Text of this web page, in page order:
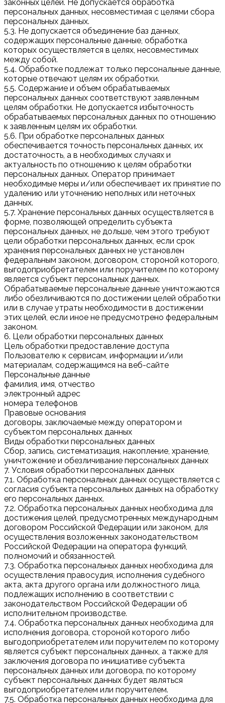
законных целей. Не допускается обработка
персональных данных, несовместимая с целями сбора
персональных данных.
5.3. Не допускается объединение баз данных,
содержащих персональные данные, обработка
которых осуществляется в целях, несовместимых
между собой.
5.4. Обработке подлежат только персональные данные,
которые отвечают целям их обработки.
5.5. Содержание и объем обрабатываемых
персональных данных соответствуют заявленным
целям обработки. Не допускается избыточность
обрабатываемых персональных данных по отношению
к заявленным целям их обработки.
5.6. При обработке персональных данных
обеспечивается точность персональных данных, их
достаточность, а в необходимых случаях и
актуальность по отношению к целям обработки
персональных данных. Оператор принимает
необходимые меры и/или обеспечивает их принятие по
удалению или уточнению неполных или неточных
данных.
5.7. Хранение персональных данных осуществляется в
форме, позволяющей определить субъекта
персональных данных, не дольше, чем этого требуют
цели обработки персональных данных, если срок
хранения персональных данных не установлен
федеральным законом, договором, стороной которого,
выгодоприобретателем или поручителем по которому
является субъект персональных данных.
Обрабатываемые персональные данные уничтожаются
либо обезличиваются по достижении целей обработки
или в случае утраты необходимости в достижении
этих целей, если иное не предусмотрено федеральным
законом.
6. Цели обработки персональных данных
Цель обработки предоставление доступа
Пользователю к сервисам, информации и/или
материалам, содержащимся на веб-сайте
Персональные данные
фамилия, имя, отчество
электронный адрес
номера телефонов
Правовые основания
договоры, заключаемые между оператором и
субъектом персональных данных
Виды обработки персональных данных
Сбор, запись, систематизация, накопление, хранение,
уничтожение и обезличивание персональных данных
7. Условия обработки персональных данных
7.1. Обработка персональных данных осуществляется с
согласия субъекта персональных данных на обработку
его персональных данных.
7.2. Обработка персональных данных необходима для
достижения целей, предусмотренных международным
договором Российской Федерации или законом, для
осуществления возложенных законодательством
Российской Федерации на оператора функций,
полномочий и обязанностей.
7.3. Обработка персональных данных необходима для
осуществления правосудия, исполнения судебного
акта, акта другого органа или должностного лица,
подлежащих исполнению в соответствии с
законодательством Российской Федерации об
исполнительном производстве.
7.4. Обработка персональных данных необходима для
исполнения договора, стороной которого либо
выгодоприобретателем или поручителем по которому
является субъект персональных данных, а также для
заключения договора по инициативе субъекта
персональных данных или договора, по которому
субъект персональных данных будет являться
выгодоприобретателем или поручителем.
7.5. Обработка персональных данных необходима для